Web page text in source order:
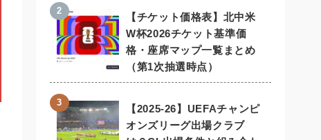
【チケット価格表】北中米
W杯2026チケット基準価
格・座席マップ一覧まとめ
（第1次抽選時点）
【2025-26】UEFAチャンピ
オンズリーグ出場クラブ